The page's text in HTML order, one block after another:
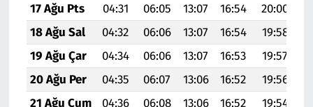
17 Ağu Pts
04:31 06:05 13:07 16:54 20:00
18 Ağu Sal
04:32 06:06 13:07 16:54 19:58
19 Ağu Çar
04:34 06:06 13:07 16:53 19:57
20 Ağu Per
04:35 06:07 13:06 16:52 19:56
21 Ağu Cum
04:36 06:08 13:06 16:52 19:54